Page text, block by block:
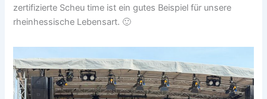
zertifizierte Scheu time ist ein gutes Beispiel für unsere
rheinhessische Lebensart. 🙂